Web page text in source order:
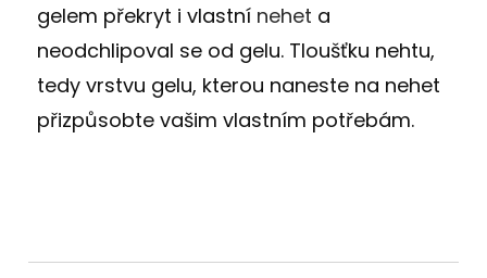
gelem překryt i vlastní nehet a
neodchlipoval se od gelu. Tloušťku nehtu,
tedy vrstvu gelu, kterou naneste na nehet
přizpůsobte vašim vlastním potřebám.